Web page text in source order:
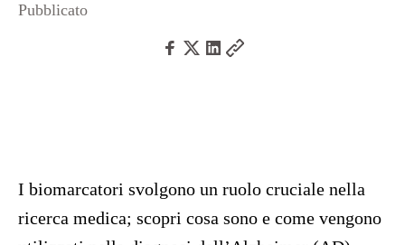
Pubblicato
I biomarcatori svolgono un ruolo cruciale nella
ricerca medica; scopri cosa sono e come vengono